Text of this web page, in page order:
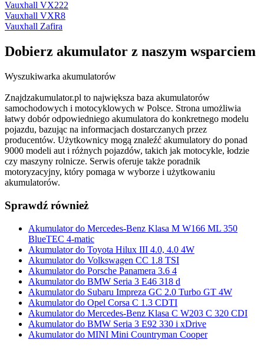
Vauxhall VX222
Vauxhall VXR8
Vauxhall Zafira
Dobierz akumulator z naszym wsparciem
Wyszukiwarka akumulatorów
Znajdzakumulator.pl to największa baza akumulatorów
samochodowych i motocyklowych w Polsce. Strona umożliwia
łatwy dobór odpowiedniego akumulatora do konkretnego modelu
pojazdu, bazując na informacjach dostarczanych przez
producentów. Użytkownicy mogą znaleźć akumulatory do ponad
9000 modeli aut i różnych pojazdów, takich jak motocykle, łodzie
czy maszyny rolnicze. Serwis oferuje także poradnik
motoryzacyjny, który pomaga w wyborze i użytkowaniu
akumulatorów.
Sprawdź również
Akumulator do Mercedes-Benz Klasa M W166 ML 350
BlueTEC 4-matic
Akumulator do Toyota Hilux III 4.0, 4.0 4W
Akumulator do Volkswagen CC 1.8 TSI
Akumulator do Porsche Panamera 3.6 4
Akumulator do BMW Seria 3 E46 318 d
Akumulator do Subaru Impreza GC 2.0 Turbo GT 4W
Akumulator do Opel Corsa C 1.3 CDTI
Akumulator do Mercedes-Benz Klasa C W203 C 320 CDI
Akumulator do BMW Seria 3 E92 330 i xDrive
Akumulator do MINI Mini Countryman Cooper